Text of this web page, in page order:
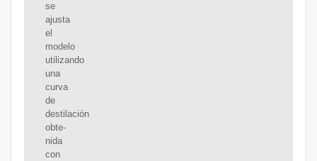
se
ajusta
el
modelo
utilizando
una
curva
de
destilación
obte-
nida
con